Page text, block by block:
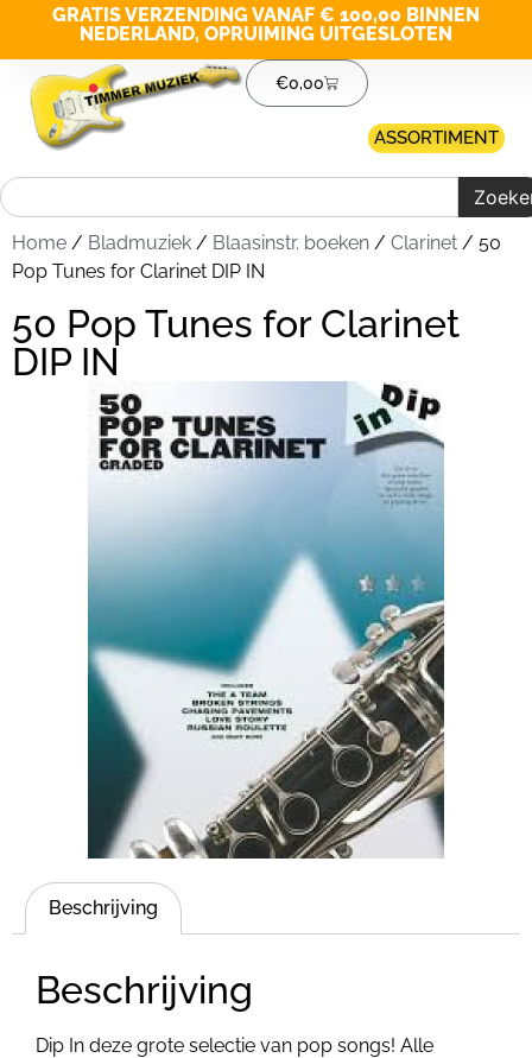
GRATIS VERZENDING VANAF € 100,00 BINNEN
NEDERLAND, OPRUIMING UITGESLOTEN
€0,00
ASSORTIMENT
Home / Bladmuziek / Blaasinstr. boeken / Clarinet / 50
Pop Tunes for Clarinet DIP IN
50 Pop Tunes for Clarinet
DIP IN
Beschrijving
Beschrijving
Dip In deze grote selectie van pop songs! Alle